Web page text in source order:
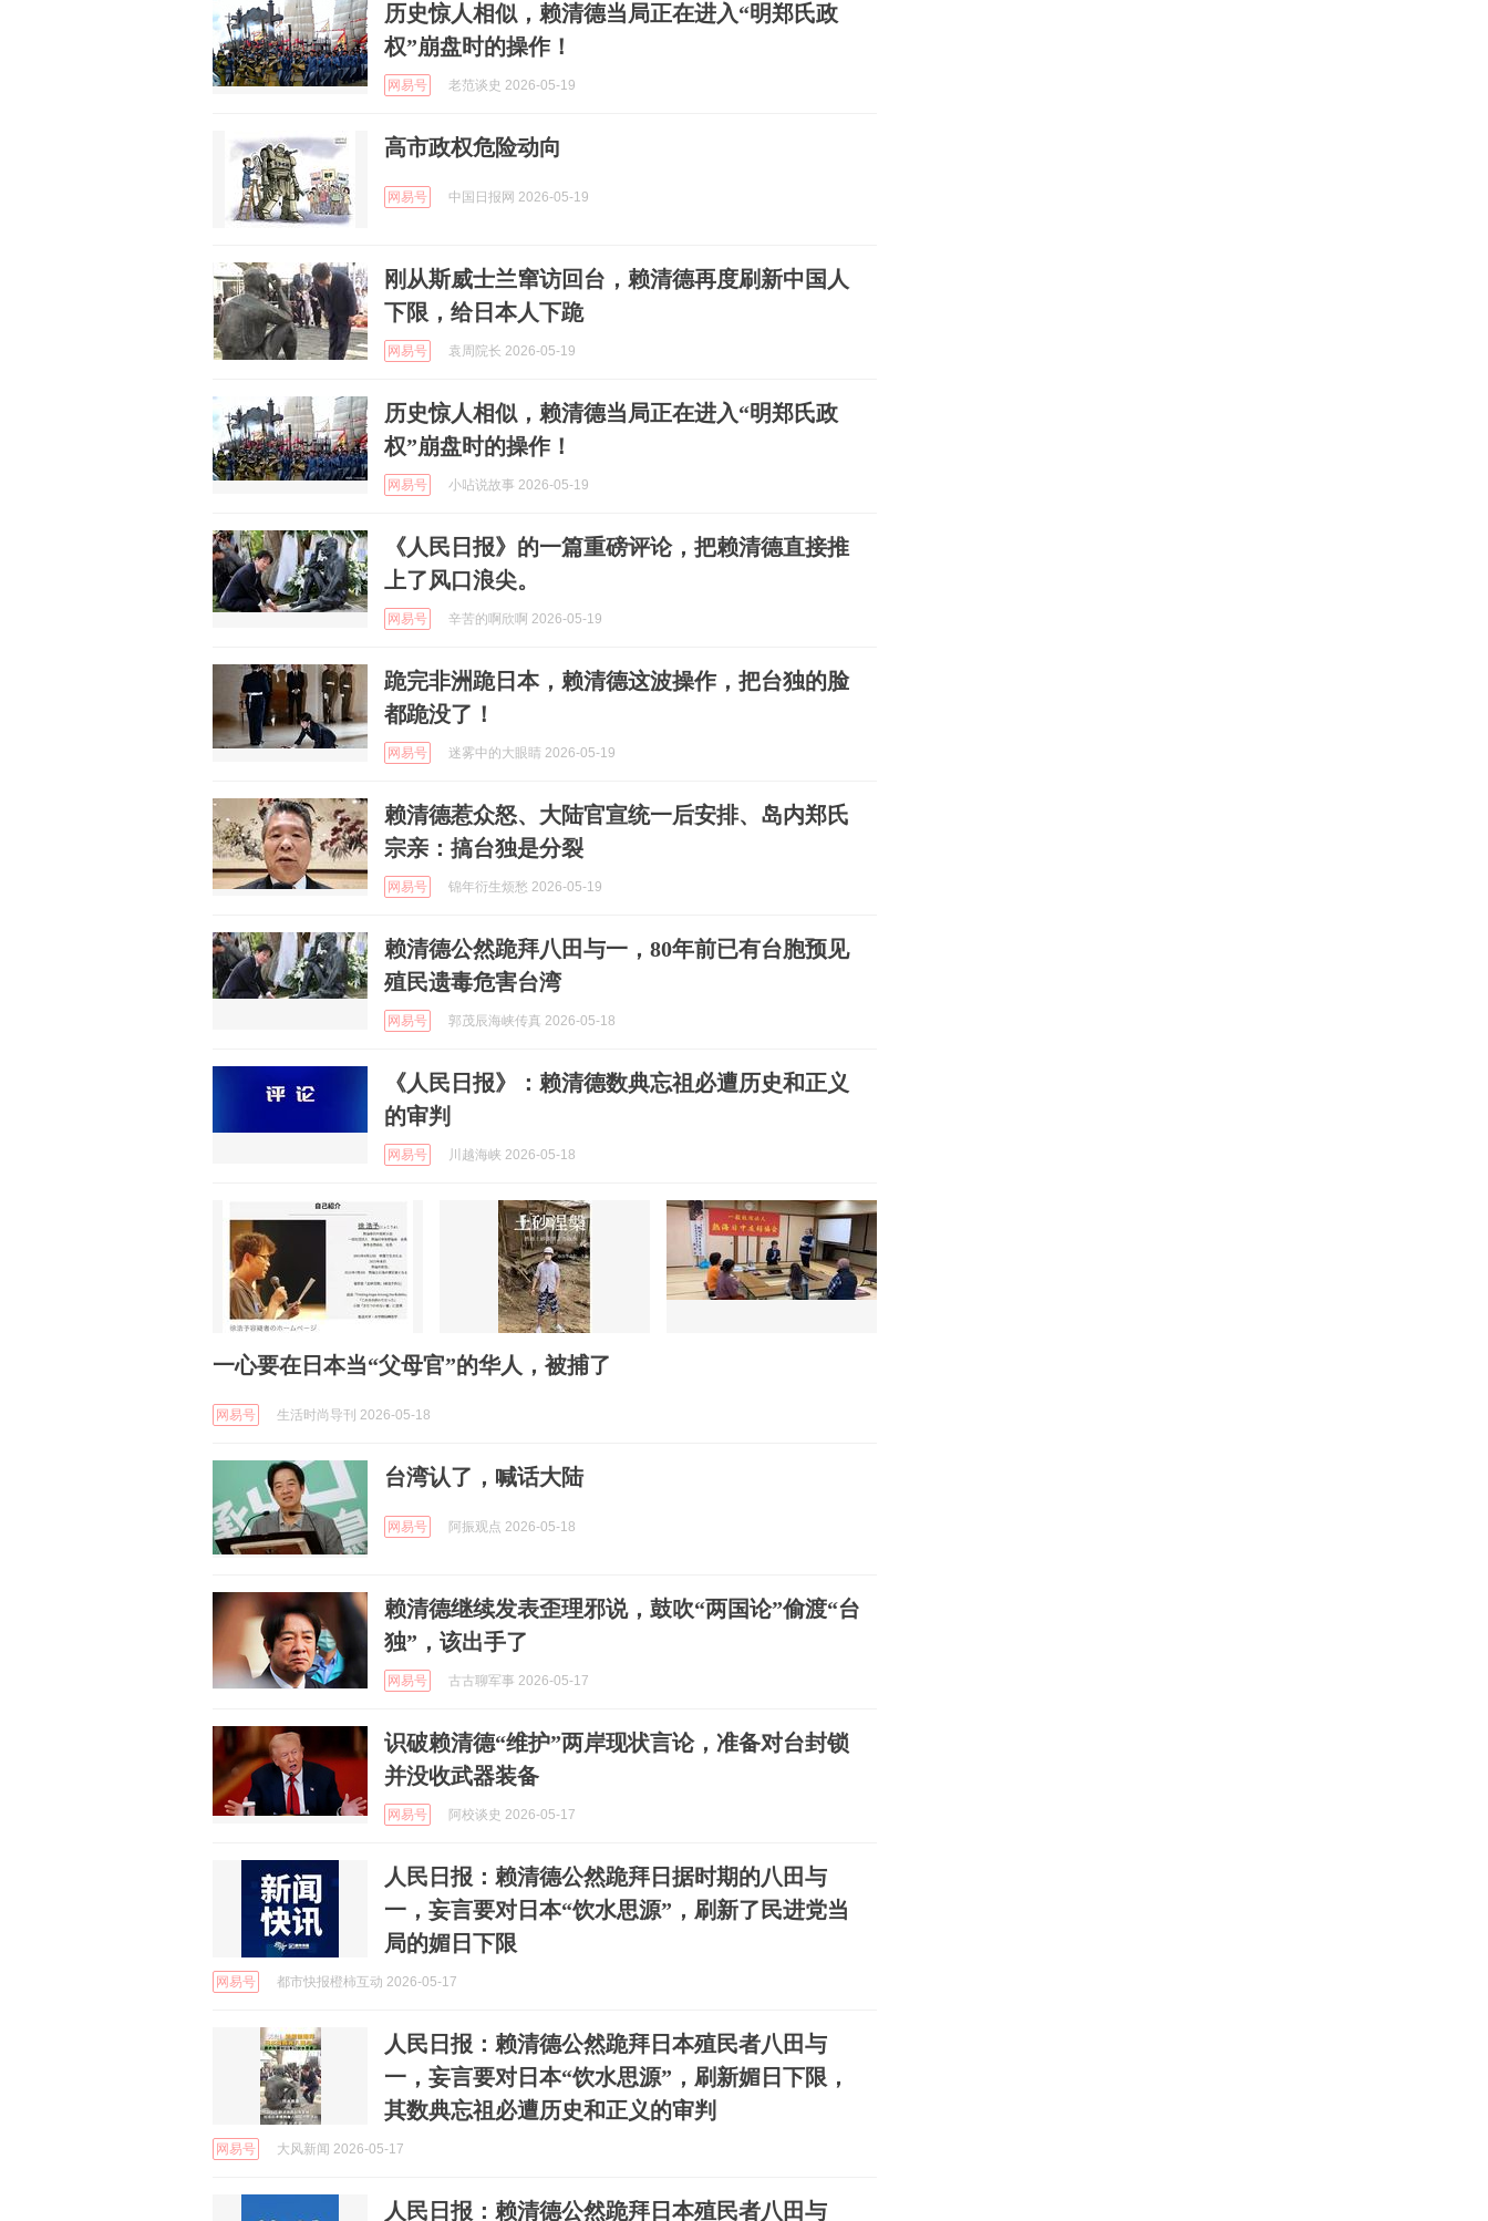
历史惊人相似，赖清德当局正在进入“明郑氏政
权”崩盘时的操作！
网易号 老范谈史 2026-05-19
高市政权危险动向
网易号 中国日报网 2026-05-19
刚从斯威士兰窜访回台，赖清德再度刷新中国人
下限，给日本人下跪
网易号 袁周院长 2026-05-19
历史惊人相似，赖清德当局正在进入“明郑氏政
权”崩盘时的操作！
网易号 小呫说故事 2026-05-19
《人民日报》的一篇重磅评论，把赖清德直接推
上了风口浪尖。
网易号 辛苦的啊欣啊 2026-05-19
跪完非洲跪日本，赖清德这波操作，把台独的脸
都跪没了！
网易号 迷雾中的大眼睛 2026-05-19
赖清德惹众怒、大陆官宣统一后安排、岛内郑氏
宗亲：搞台独是分裂
网易号 锦年衍生烦愁 2026-05-19
赖清德公然跪拜八田与一，80年前已有台胞预见
殖民遗毒危害台湾
网易号 郭茂辰海峡传真 2026-05-18
《人民日报》：赖清德数典忘祖必遭历史和正义
的审判
网易号 川越海峡 2026-05-18
一心要在日本当“父母官”的华人，被捕了
网易号 生活时尚导刊 2026-05-18
台湾认了，喊话大陆
网易号 阿振观点 2026-05-18
赖清德继续发表歪理邪说，鼓吹“两国论”偷渡“台
独”，该出手了
网易号 古古聊军事 2026-05-17
识破赖清德“维护”两岸现状言论，准备对台封锁
并没收武器装备
网易号 阿校谈史 2026-05-17
人民日报：赖清德公然跪拜日据时期的八田与
一，妄言要对日本“饮水思源”，刷新了民进党当
局的媚日下限
网易号 都市快报橙柿互动 2026-05-17
人民日报：赖清德公然跪拜日本殖民者八田与
一，妄言要对日本“饮水思源”，刷新媚日下限，
其数典忘祖必遭历史和正义的审判
网易号 大风新闻 2026-05-17
人民日报：赖清德公然跪拜日本殖民者八田与